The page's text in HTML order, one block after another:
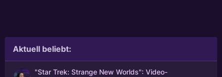
Aktuell beliebt:
"Star Trek: Strange New Worlds": Video-